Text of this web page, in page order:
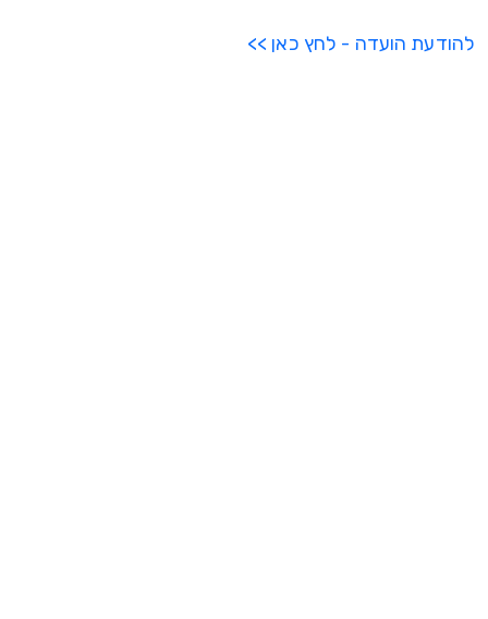
להודעת הועדה - לחץ כאן >>